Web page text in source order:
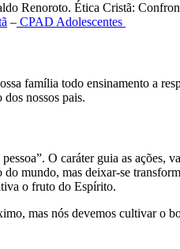
Renoroto. Ética Cristã:
– CPAD Adolescentes
família todo ensinamento a
nossos pais.
O caráter guia as ações,
mundo, mas deixar-se
o fruto do Espírito.
mas nós devemos cultivar o